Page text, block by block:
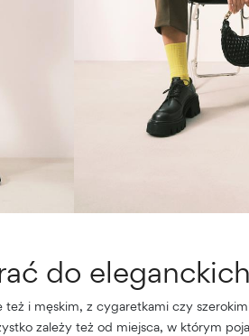
do
i męskim, z cygaretkami czy
zależy też od miejsca, w którym